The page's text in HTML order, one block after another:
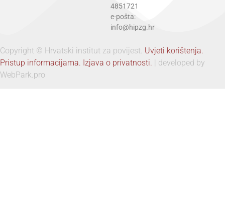
4851721
e-pošta:
info@hipzg.hr
Copyright © Hrvatski institut za povijest. Uvjeti korištenja.
Pristup informacijama. Izjava o privatnosti. | developed by
WebPark.pro